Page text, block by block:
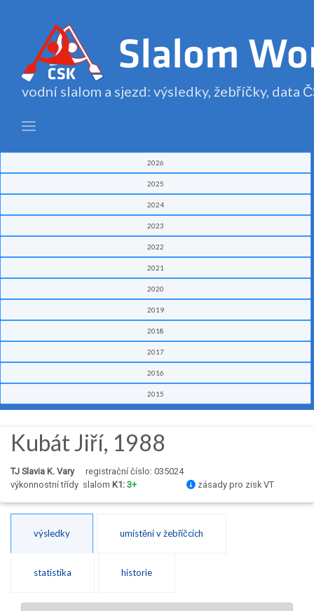
vodní slalom a sjezd: výsledky, žebříčky, data
2026
2025
2024
2023
2022
2021
2020
2019
2018
2017
2016
2015
Kubát Jiří, 1988
TJ Slavia K. Vary
registrační číslo: 035024
výkonnostní třídy slalom K1: 3+ zásady pro zisk VT
výsledky umístění v žebříčcích
statistika historie